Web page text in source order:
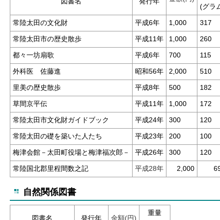
(グラ
常陸太田の文化財 平成6年 1,000 317
常陸太田市の歴史散歩 平成11年 1,000 260
都々一坊扇歌 平成6年 700 115
外科医 佐藤進 昭和56年 2,000 510
里美の歴史散歩 平成8年 500 182
草間京平伝 平成11年 1,000 172
常陸太田市文化財ガイドブック 平成24年 300 120
常陸太田の礎を築いた人たち 平成23年 200 100
梅津会館－太田町役場と梅津福次郎－ 平成26年 300 120
常陸国北郡里程間数之記 平成28年 2,000
自然関係図書
図書名 発行年 金額(円)
重量